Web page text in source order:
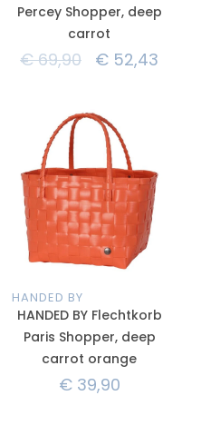
Percey Shopper, deep
carrot
€69,90 € 52,43
HANDED BY
HANDED BY Flechtkorb
Paris Shopper, deep
carrot orange
€39,90